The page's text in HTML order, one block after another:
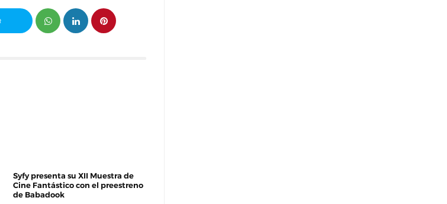
Syfy presenta su XII Muestra de
Cine Fantástico con el preestreno
de Babadook